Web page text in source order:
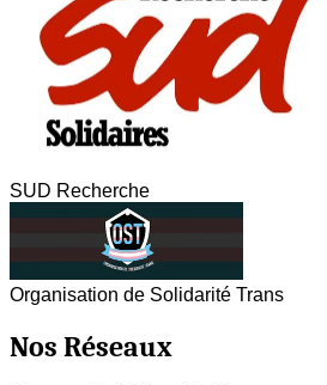
SUD Recherche
Organisation de Solidarité Trans
Nos Réseaux